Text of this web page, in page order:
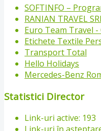
SOFTINFO –
RANIAN TRAVEL
Euro Team Travel
Etichete Textile
Transport Total
Hello Holidays
Mercedes-Benz
Statistici Director
Link-uri active: 193